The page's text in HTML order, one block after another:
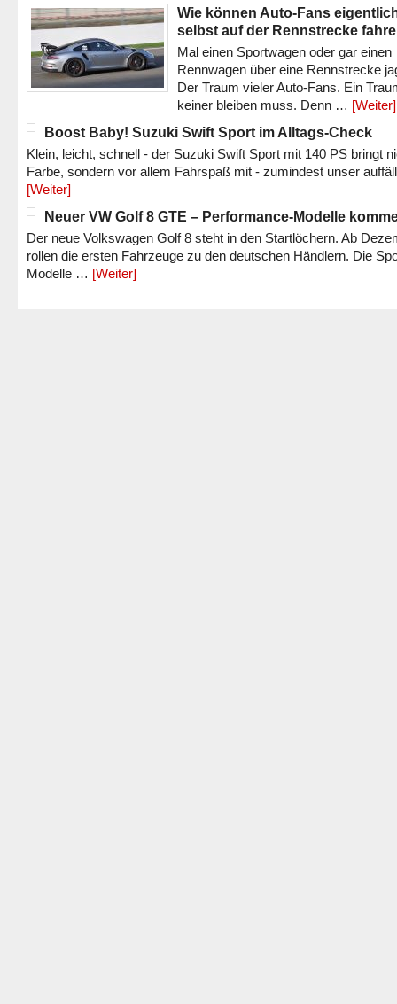
Wie können Auto-Fans
selbst auf der Rennstrecke
Mal einen Sportwagen oder gar einen
Rennwagen über eine Rennstrecke
Der Traum vieler Auto-Fans. Ein
keiner bleiben muss. Denn … [Weiter]
Boost Baby! Suzuki Swift Sport im Alltags-Check
Klein, leicht, schnell - der Suzuki Swift Sport mit 140 PS bringt
Farbe, sondern vor allem Fahrspaß mit - zumindest unser
[Weiter]
Neuer VW Golf 8 GTE – Performance-Modelle
Der neue Volkswagen Golf 8 steht in den Startlöchern. Ab
rollen die ersten Fahrzeuge zu den deutschen Händlern. Die
Modelle … [Weiter]